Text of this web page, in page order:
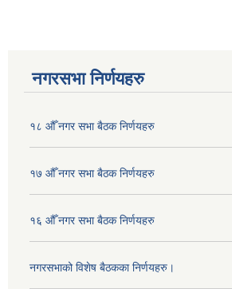
नगरसभा निर्णयहरु
१८ औँ नगर सभा बैठक निर्णयहरु
१७ औँ नगर सभा बैठक निर्णयहरु
१६ औँ नगर सभा बैठक निर्णयहरु
नगरसभाको विशेष बैठकका निर्णयहरु।